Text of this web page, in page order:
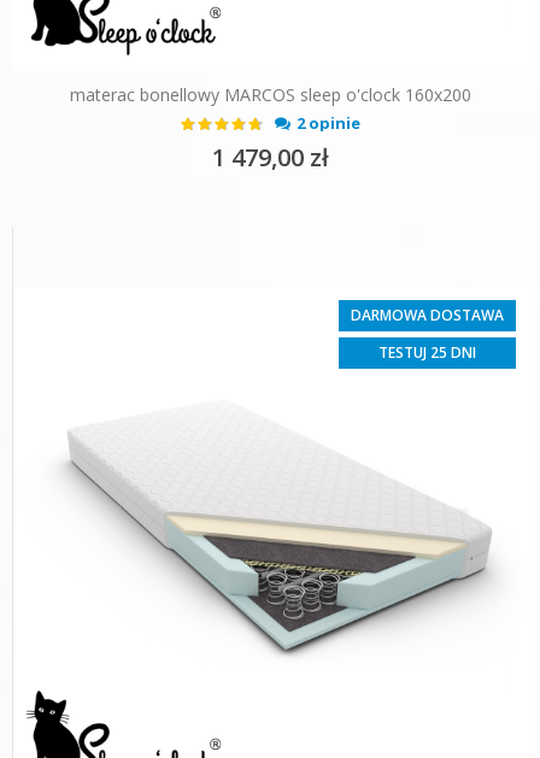
materac bonellowy MARCOS sleep o'clock 160x200
Ocena: 2 opinie
1 479,00 zł
DARMOWA DOSTAWA
TESTUJ 25 DNI